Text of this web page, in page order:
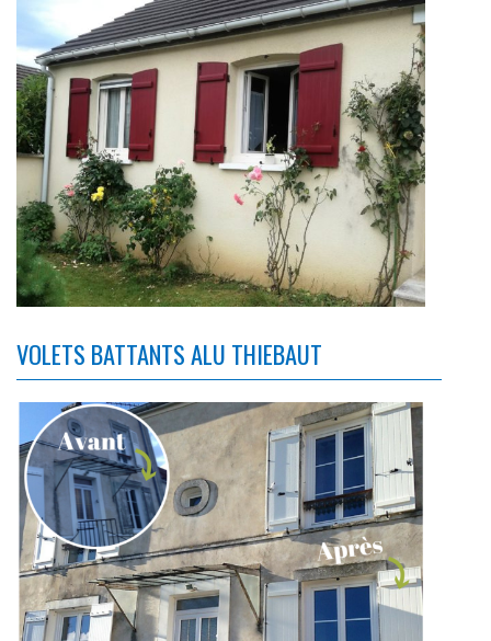
VOLETS BATTANTS ALU THIEBAUT